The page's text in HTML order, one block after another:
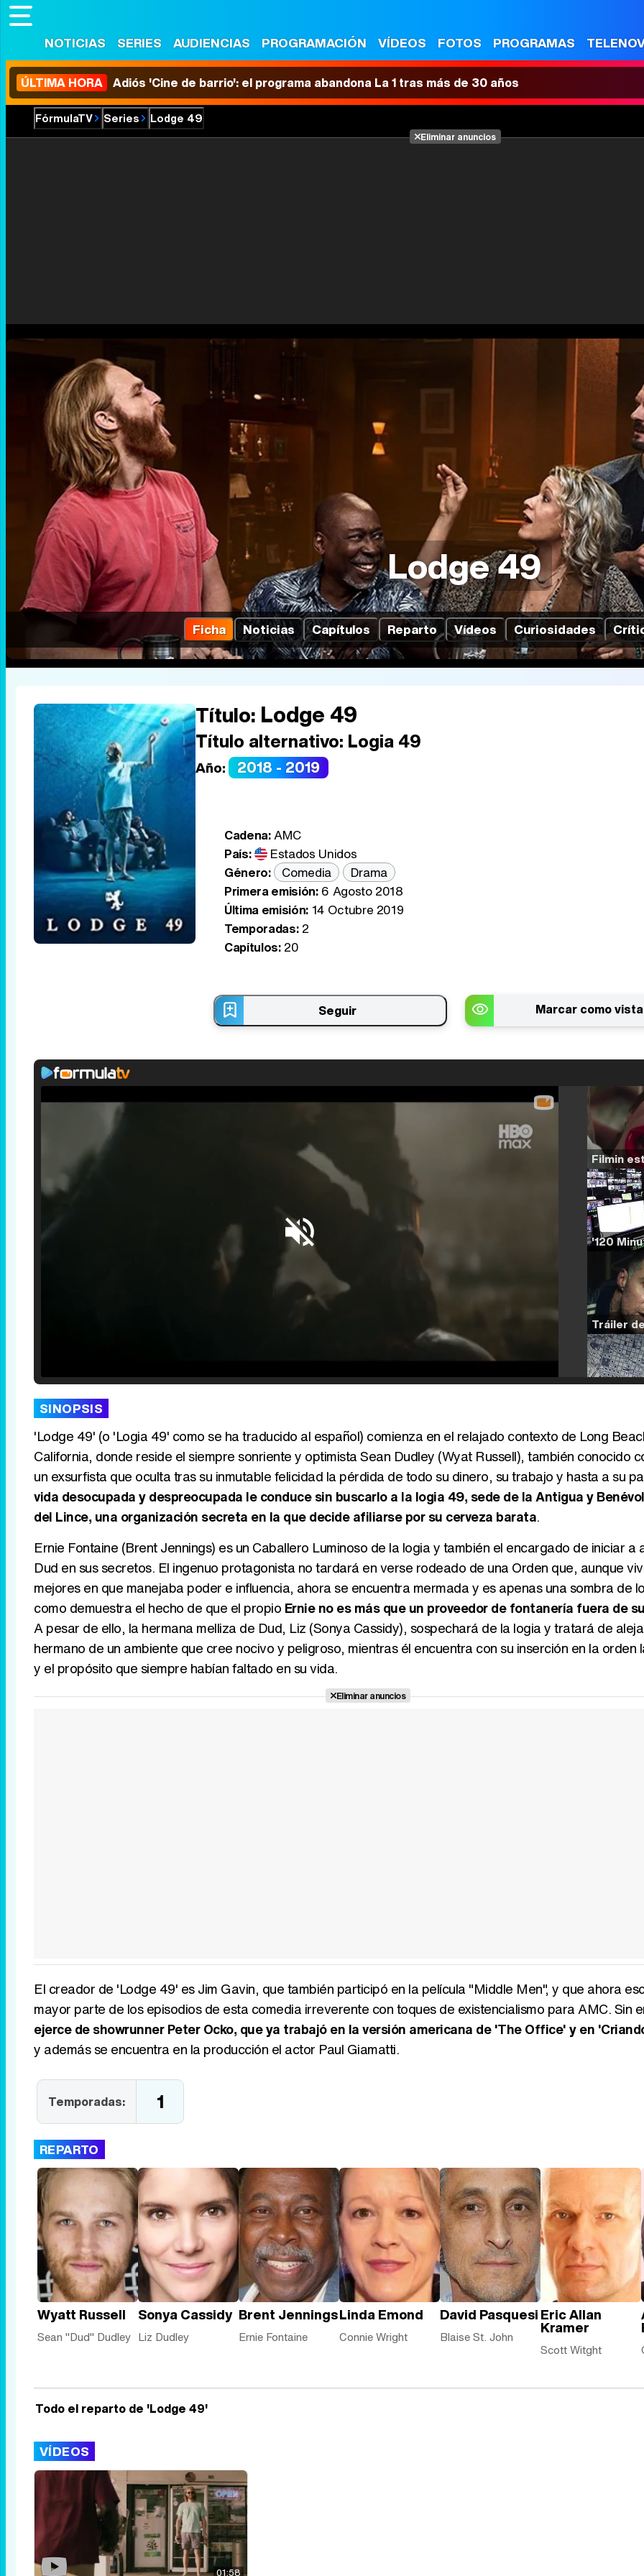
NOTICIAS SERIES AUDIENCIAS PROGRAMACIÓN VÍDEOS FOTOS PROGRAMAS
ÚLTIMA HORA Adiós 'Cine de barrio': el programa abandona La 1 tras más de 30 años
FórmulaTV Series Lodge 49
Eliminar anuncios
Lodge 49
Ficha Noticias Capítulos Reparto Vídeos Curiosidades
Título: Lodge 49
Título alternativo: Logia 49
Año: 2018 - 2019
Cadena:AMC
País:
Estados Unidos
Género:
Comedia
Drama
Primera emisión:6 Agosto 2018
Última emisión:14 Octubre 2019
Temporadas:2
Capítulos:20
Seguir Marcar como vista
SINOPSIS
'Lodge 49' (o 'Logia 49' como se ha traducido al español) comienza en el relajado contexto de Long
California, donde reside el siempre sonriente y optimista Sean Dudley (Wyat Russell), también conocido
un exsurfista que oculta tras su inmutable felicidad la pérdida de todo su dinero, su trabajo y hasta a su
vida desocupada y despreocupada le conduce sin buscarlo a la logia 49, sede de la Antigua y
del Lince, una organización secreta en la que decide afiliarse por su cerveza barata.
Ernie Fontaine (Brent Jennings) es un Caballero Luminoso de la logia y también el encargado de iniciar a
Dud en sus secretos. El ingenuo protagonista no tardará en verse rodeado de una Orden que, aunque
mejores en que manejaba poder e influencia, ahora se encuentra mermada y es apenas una sombra de
como demuestra el hecho de que el propio Ernie no es más que un proveedor de fontanería fuera de
A pesar de ello, la hermana melliza de Dud, Liz (Sonya Cassidy), sospechará de la logia y tratará de
hermano de un ambiente que cree nocivo y peligroso, mientras él encuentra con su inserción en la orden
y el propósito que siempre habían faltado en su vida.
Eliminar anuncios
El creador de 'Lodge 49' es Jim Gavin, que también participó en la película "Middle Men", y que ahora
mayor parte de los episodios de esta comedia irreverente con toques de existencialismo para AMC. Sin
ejerce de showrunner Peter Ocko, que ya trabajó en la versión americana de 'The Office' y en
y además se encuentra en la producción el actor Paul Giamatti.
Temporadas: 1
REPARTO
Wyatt Russell
Sean "Dud" Dudley
Sonya Cassidy
Liz Dudley
Brent Jennings
Ernie Fontaine
Linda Emond
Connie Wright
David Pasquesi
Blaise St. John
Eric Allan
Kramer
Scott Witght
Todo el reparto de 'Lodge 49'
VÍDEOS
01:58